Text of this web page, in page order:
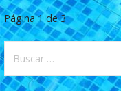
Navegación
por
Entrada
Página 1 de 3
Buscar: